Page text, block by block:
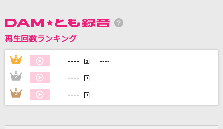
再生回数ランキング
1 ---- 回 ----
2 ---- 回 ----
3 ---- 回 ----